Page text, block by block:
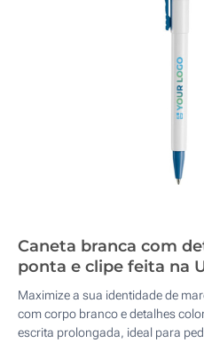
Caneta branca com
ponta e clipe feita na
Maximize a sua identidade de
com corpo branco e detalhes
escrita prolongada, ideal para